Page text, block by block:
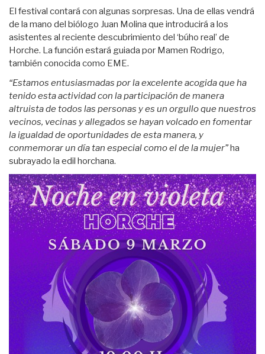
El festival contará con algunas sorpresas. Una de ellas vendrá
de la mano del biólogo Juan Molina que introducirá a los
asistentes al reciente descubrimiento del ‘búho real’ de
Horche. La función estará guiada por Mamen Rodrigo,
también conocida como EME.
“Estamos entusiasmadas por la excelente acogida que ha
tenido esta actividad con la participación de manera
altruista de todos las personas y es un orgullo que nuestros
vecinos, vecinas y allegados se hayan volcado en fomentar
la igualdad de oportunidades de esta manera, y
conmemorar un día tan especial como el de la mujer”ha
subrayado la edil horchana.